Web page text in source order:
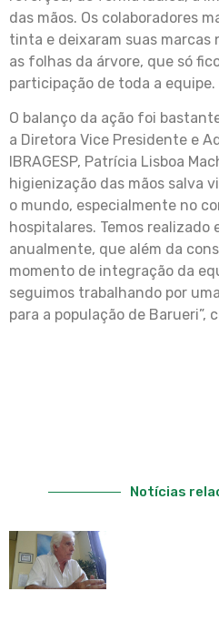
das mãos. Os colaboradores
tinta e deixaram suas marcas
as folhas da árvore, que só
participação de toda a equipe.
O balanço da ação foi
a Diretora Vice Presidente e
IBRAGESP, Patrícia Lisboa
higienização das mãos salva
o mundo, especialmente no
hospitalares. Temos realizado
anualmente, que além da
momento de integração da
seguimos trabalhando por
para a população de Barueri”,
Notícias